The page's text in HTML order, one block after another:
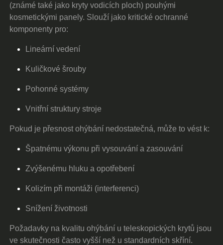
(známé také jako kryty vodicích ploch) pouhými
kosmetickými panely. Slouží jako kritické ochranné
komponenty pro:
Lineární vedení
Kuličkové šrouby
Pohonné systémy
Vnitřní struktury stroje
Pokud je přesnost ohýbání nedostatečná, může to vést k:
Špatnému výkonu při vysouvání a zasouvání
Zvýšenému hluku a opotřebení
Kolizím při montáži (interferenci)
Snížení životnosti
Požadavky na kvalitu ohýbání u teleskopických krytů jsou
ve skutečnosti často vyšší než u standardních skříní.